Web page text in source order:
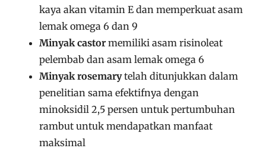
kaya akan vitamin E dan memperkuat asam
lemak omega 6 dan 9
Minyak castormemiliki asam risinoleat
pelembab dan asam lemak omega 6
Minyak rosemarytelah ditunjukkan dalam
penelitian sama efektifnya dengan
minoksidil 2,5 persen untuk pertumbuhan
rambut untuk mendapatkan manfaat
maksimal